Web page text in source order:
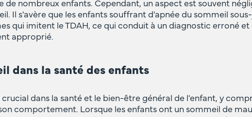
de nombreux enfants. Cependant, un aspect est souvent
Il s'avère que les enfants souffrant d'apnée du sommeil
qui imitent le TDAH, ce qui conduit à un diagnostic erroné
approprié.
dans la santé des enfants
dans la santé et le bien-être général de l'enfant, y
comportement. Lorsque les enfants ont un sommeil de